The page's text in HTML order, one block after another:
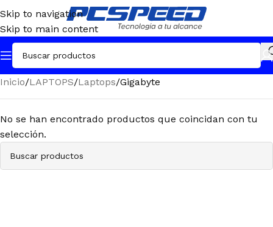
Skip to navigation
Skip to main content
Inicio LAPTOPS Laptops Gigabyte
No se han encontrado productos que coincidan con tu
selección.